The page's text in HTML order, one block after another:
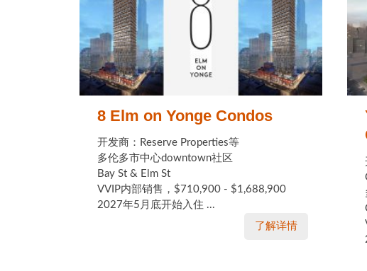
8 Elm on Yonge Condos
开发商：Reserve Properties等
多伦多市中心downtown社区
Bay St & Elm St
VVIP内部销售，$710,900 - $1,688,900
2027年5月底开始入住 ...
了解详情